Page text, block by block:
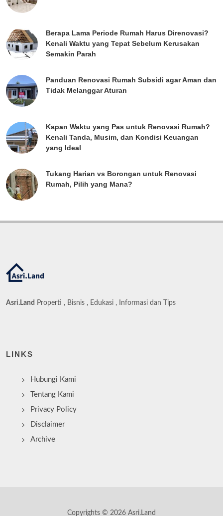
Berapa Lama Periode Rumah Harus Direnovasi?
Kenali Waktu yang Tepat Sebelum Kerusakan
Semakin Parah
Panduan Renovasi Rumah Subsidi agar Aman dan
Tidak Melanggar Aturan
Kapan Waktu yang Pas untuk Renovasi Rumah?
Kenali Tanda, Musim, dan Kondisi Keuangan
yang Ideal
Tukang Harian vs Borongan untuk Renovasi
Rumah, Pilih yang Mana?
Asri.Land Properti , Bisnis , Edukasi , Informasi dan Tips
LINKS
Hubungi Kami
Tentang Kami
Privacy Policy
Disclaimer
Archive
Copyrights © 2026 Asri.Land